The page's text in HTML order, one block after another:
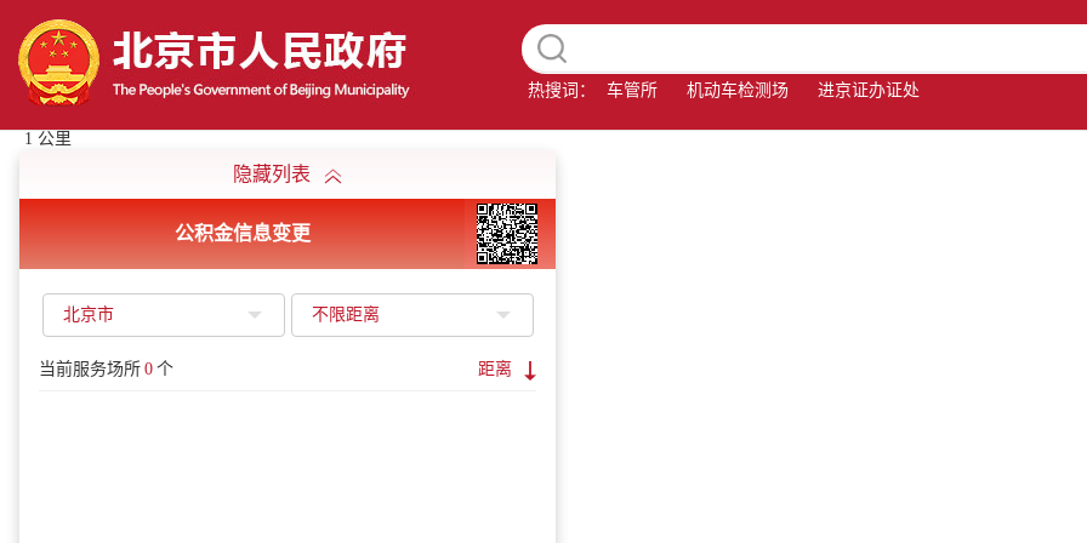
热搜词： 车管所 机动车检测场 进京证办证处
隐藏列表
公积金信息变更
北京市 不限距离
当前服务场所 0 个 距离
1 公里